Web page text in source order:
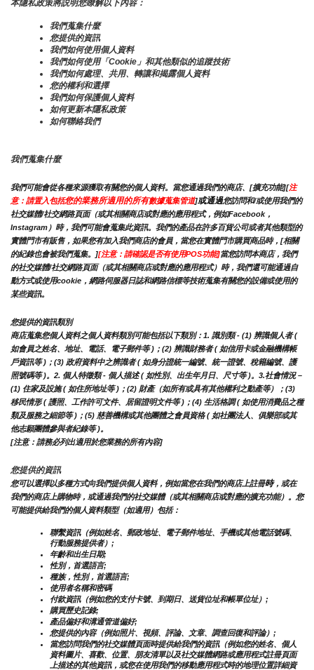
本隱私政策將説明您瞭解以下內容：
我們蒐集什麼
您提供的資訊
我們如何使用個人資料
我們如何使用「Cookie」和其他類似的追蹤技術
我們如何處理、共用、轉讓和揭露個人資料
您的權利和選擇
我們如何保護個人資料
如何更新本隱私政策
如何聯絡我們
我們蒐集什麼
我們可能會從各種來源獲取有關您的個人資料。當您通過我們的商店、[擴充功能][注
意：請置入包括您的業務所適用的所有數據蒐集管道]或通過您訪問和/或使用我們的
社交媒體/社交網路頁面（或其相關商店或對應的應用程式，例如Facebook，
Instagram）時，我們可能會蒐集此資訊。我們的產品在許多百貨公司或者其他類型的
實體門市有販售，如果您有加入我們商店的會員，當您在實體門市購買商品時，[相關
的紀錄也會被我們蒐集。][注意：請確認是否有使用POS功能]當您訪問本商店，我們
的社交媒體/社交網路頁面（或其相關商店或對應的應用程式）時，我們還可能通過自
動方式或使用cookie，網路伺服器日誌和網路信標等技術蒐集有關您的設備或使用的
某些資訊。
您提供的資訊類別
商店蒐集您個人資料之個人資料類別可能包括以下類別：1. 識別類 - (1) 辨識個人者 (
如會員之姓名、地址、電話、電子郵件等 )；(2) 辨識財務者 ( 如信用卡或金融機構帳
戶資訊等 )；(3) 政府資料中之辨識者 ( 如身分證統一編號、統一證號、稅籍編號、護
照號碼等 )。2. 個人特徵類 - 個人描述 ( 如性別、出生年月日、尺寸等 )。3.社會情況 –
(1) 住家及設施 ( 如住所地址等 )；(2) 財產（如所有或具有其他權利之動產等）；(3)
移民情形 ( 護照、工作許可文件、居留證明文件等 )；(4) 生活格調 ( 如使用消費品之種
類及服務之細節等 )；(5) 慈善機構或其他團體之會員資格 ( 如社團法人、俱樂部或其
他志願團體參與者紀錄等 )。
[注意：請務必列出適用於您業務的所有內容]
您提供的資訊
您可以選擇以多種方式向我們提供個人資料，例如當您在我們的商店上註冊時，或在
我們的商店上購物時，或通過我們的社交媒體（或其相關商店或對應的擴充功能）。您
可能提供給我們的個人資料類型（如適用）包括：
聯繫資訊（例如姓名、郵政地址、電子郵件地址、手機或其他電話號碼、
行動服務提供者）;
年齡和出生日期;
性別，首選語言;
種族，性別，首選語言;
使用者名稱和密碼
付款資訊（例如您的支付卡號、到期日、送貨位址和帳單位址）;
購買歷史記錄;
產品偏好和溝通管道偏好;
您提供的內容（例如照片、視頻、評論、文章、調查回復和評論）;
當您訪問我們的社交媒體頁面時提供給我們的資訊（例如您的姓名、個人
資料圖片、喜歡、位置、朋友清單以及社交媒體網路或應用程式註冊頁面
上描述的其他資訊，或您在使用我們的移動應用程式時的地理位置詳細資